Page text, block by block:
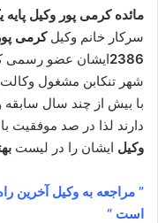
مائده کرمی پور وکیل
سرکار خانم وکیل کرمی
2386ایشان عضو رسمی
شهر تنکابن مشغول
با بیش از چند سال سابقه
دارند لذا در صد موفقیت
وکیل ایشان را در لیست
” مراجعه به وکیل آخرین
است “